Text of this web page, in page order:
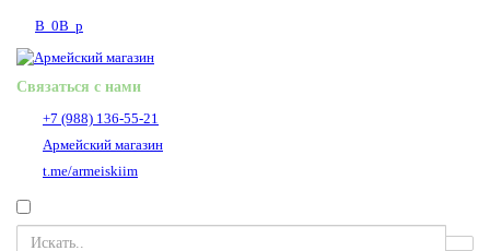
В 0В p
Связаться с нами
+7 (988) 136-55-21
Армейский магазин
t.me/armeiskiim